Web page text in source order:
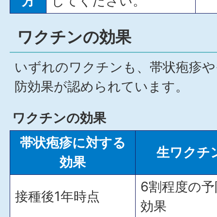
ワクチンの効果
いずれのワクチンも、帯状疱疹
防効果が認められています。
ワクチンの効果
帯状疱疹に対する
効果
生ワクチ
接種後1年時点
6割程度の
効果